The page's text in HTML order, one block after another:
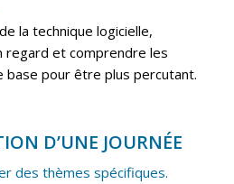
la technique logicielle,
regard et comprendre les
base pour être plus percutant.
D’UNE JOURNÉE
des thèmes spécifiques.